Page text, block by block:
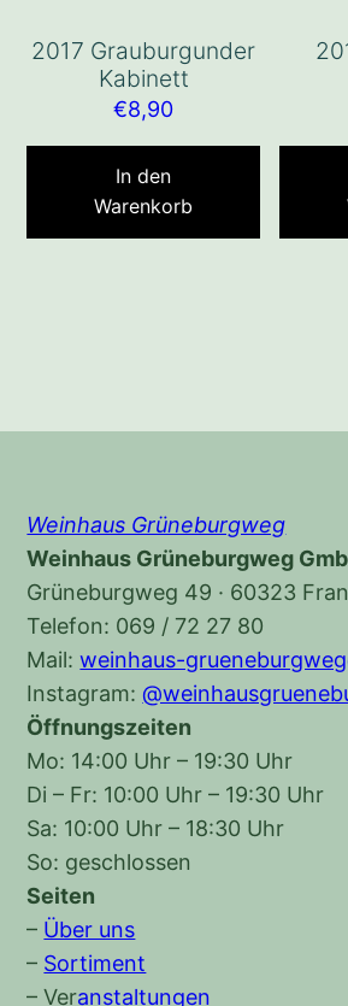
2017 Grauburgunder
Kabinett
€8,90
In den
Warenkorb
Weinhaus Grüneburgweg
Weinhaus Grüneburgweg
Grüneburgweg 49 · 60323
Telefon: 069 / 72 27 80
Mail:weinhaus-
Instagram:
Öffnungszeiten
Mo: 14:00 Uhr – 19:30 Uhr
Di – Fr: 10:00 Uhr – 19:30 Uhr
Sa: 10:00 Uhr – 18:30 Uhr
So: geschlossen
Seiten
– Über uns
– Sortiment
–Veranstaltungen